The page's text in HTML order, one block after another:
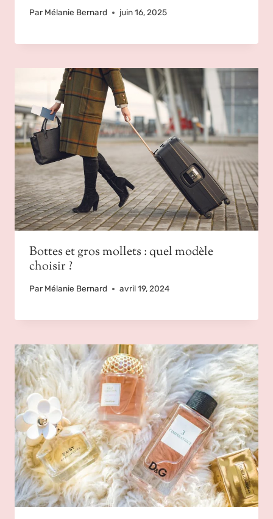
Par Mélanie Bernard juin 16, 2025
Bottes et gros mollets : quel modèle
choisir ?
Par Mélanie Bernard avril 19, 2024